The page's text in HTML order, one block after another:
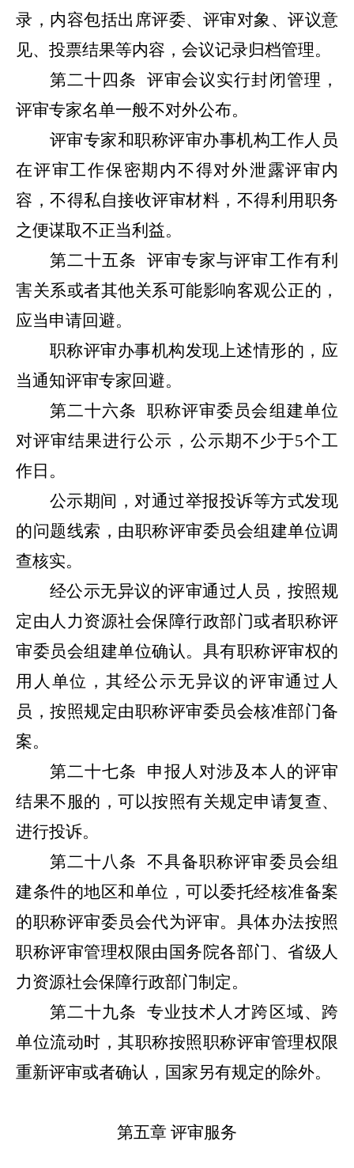
录，内容包括出席评委、评审对象、评议意
见、投票结果等内容，会议记录归档管理。
第二十四条
评审会议实行封闭管理，
评审专家名单一般不对外公布。
评审专家和职称评审办事机构工作人员
在评审工作保密期内不得对外泄露评审内
容，不得私自接收评审材料，不得利用职务
之便谋取不正当利益。
第二十五条
评审专家与评审工作有利
害关系或者其他关系可能影响客观公正的，
应当申请回避。
职称评审办事机构发现上述情形的，应
当通知评审专家回避。
第二十六条
职称评审委员会组建单位
对评审结果进行公示，公示期不少于5个工
作日。
公示期间，对通过举报投诉等方式发现
的问题线索，由职称评审委员会组建单位调
查核实。
经公示无异议的评审通过人员，按照规
定由人力资源社会保障行政部门或者职称评
审委员会组建单位确认。具有职称评审权的
用人单位，其经公示无异议的评审通过人
员，按照规定由职称评审委员会核准部门备
案。
第二十七条 申报人对涉及本人的评审
结果不服的，可以按照有关规定申请复查、
进行投诉。
第二十八条
不具备职称评审委员会组
建条件的地区和单位，可以委托经核准备案
的职称评审委员会代为评审。具体办法按照
职称评审管理权限由国务院各部门、省级人
力资源社会保障行政部门制定。
第二十九条
专业技术人才跨区域、跨
单位流动时，其职称按照职称评审管理权限
重新评审或者确认，国家另有规定的除外。
第五章 评审服务